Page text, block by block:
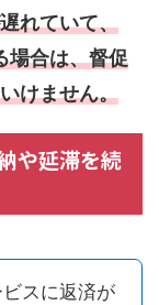
れていて、
合は、督促
けません。
や延滞を続
スに返済が